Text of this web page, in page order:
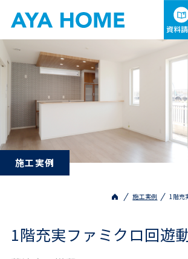
施工実例
施工実例 1階充
1階充実ファミクロ回遊